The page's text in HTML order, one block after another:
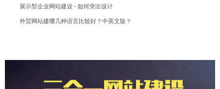
展示型企业网站建设 - 如何突出设计
外贸网站建哪几种语言比较好？中英文版？
鞋厂怎样联系来外拉到外贸订单?有啥给力点..